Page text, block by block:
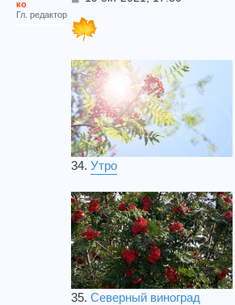
ко
Гл. редактор
о
б
е
н
и
е
34. Утро
35. Северный виноград